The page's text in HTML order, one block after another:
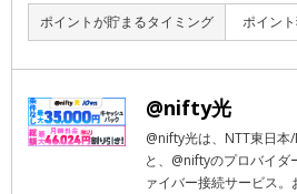
ポイントが貯まるタイミング ポイン
@nifty光
@nifty光は、NTT東日本
と、@niftyのプロバイダ
ァイバー接続サービス